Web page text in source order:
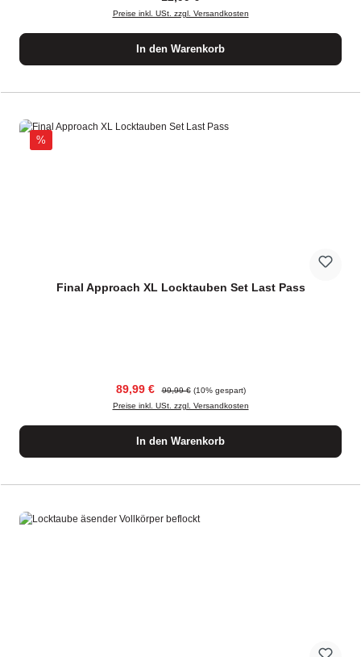
Preise inkl. USt. zzgl. Versandkosten
In den Warenkorb
%Rabatt
Final Approach XL Locktauben Set Last Pass
Verkaufspreis:
89,99 € Regulärer Preis:
99,99 € (10% gespart)
Preise inkl. USt. zzgl. Versandkosten
In den Warenkorb